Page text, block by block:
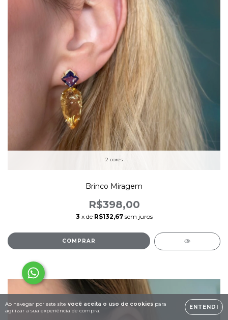
Ao navegar por este site você aceita o uso de cookies para
agilizar a sua experiência de compra.
ENTENDI
2 cores
Brinco Miragem
R$398,00
3 x de R$132,67 sem juros
COMPRAR